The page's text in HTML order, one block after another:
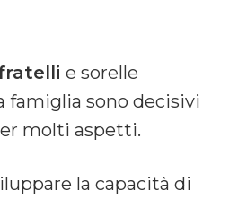
e sorelle
famiglia sono decisivi
molti aspetti.
la capacità di